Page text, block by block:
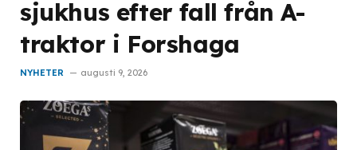
sjukhus efter fall från A-
traktor i Forshaga
NYHETER augusti 9, 2026